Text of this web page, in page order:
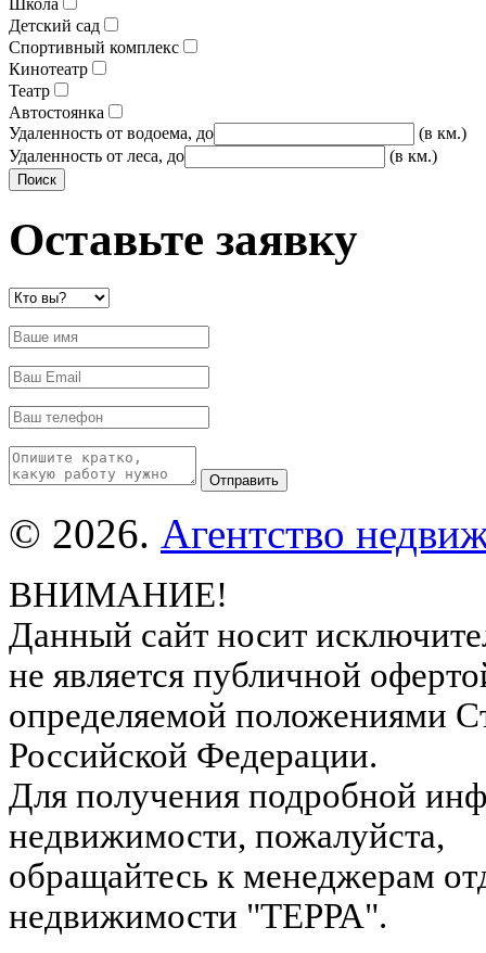
Детский сад
Спортивный комплекс
Кинотеатр
Театр
Автостоянка
Удаленность от водоема, до
(в км.)
Удаленность от леса, до
(в км.)
Оставьте заявку
© 2026. Агентство
ВНИМАНИЕ!
Данный сайт носит
не является публичной
определяемой положениями
Российской Федерации.
Для получения подробной
недвижимости, пожалуйста,
обращайтесь к менеджерам
недвижимости "ТЕРРА".